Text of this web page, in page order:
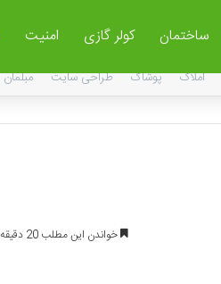
ساختمان کولر گازی امنیت
املاک پوشاک طراحی سایت مبلمان
خواندن این مطلب 20 دقیقه زمان میبرد